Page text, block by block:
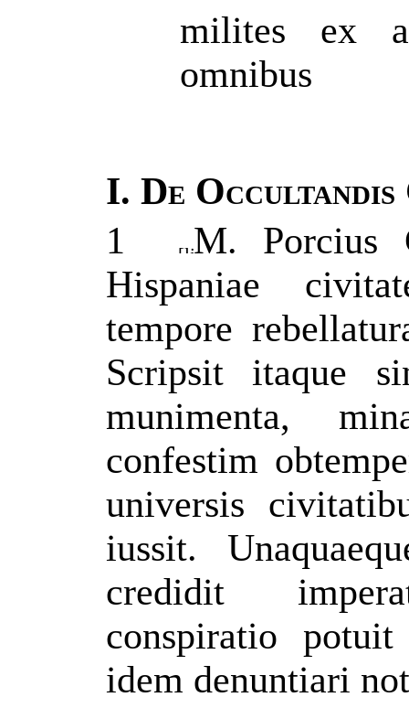
milites ex
omnibus
I. De
1
M. Porcius
Hispaniae
tempore
Scripsit itaque
munimenta,
confestim
universis
iussit.
credidit
conspiratio
idem denuntiari